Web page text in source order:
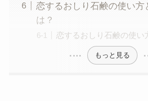
恋するおしり石鹸の使い方
は？
恋するおしり石鹸の使い
もっと見る